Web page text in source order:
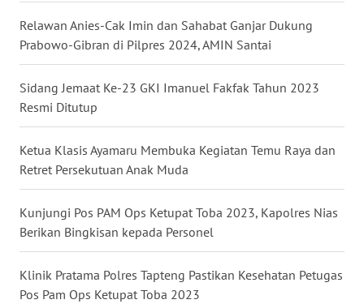
Relawan Anies-Cak Imin dan Sahabat Ganjar Dukung
Prabowo-Gibran di Pilpres 2024, AMIN Santai
Sidang Jemaat Ke-23 GKI Imanuel Fakfak Tahun 2023
Resmi Ditutup
Ketua Klasis Ayamaru Membuka Kegiatan Temu Raya dan
Retret Persekutuan Anak Muda
Kunjungi Pos PAM Ops Ketupat Toba 2023, Kapolres Nias
Berikan Bingkisan kepada Personel
Klinik Pratama Polres Tapteng Pastikan Kesehatan Petugas
Pos Pam Ops Ketupat Toba 2023
WN
KALSEL
WN
KALTIM
WN
SULSEL
WN
GORONTALO